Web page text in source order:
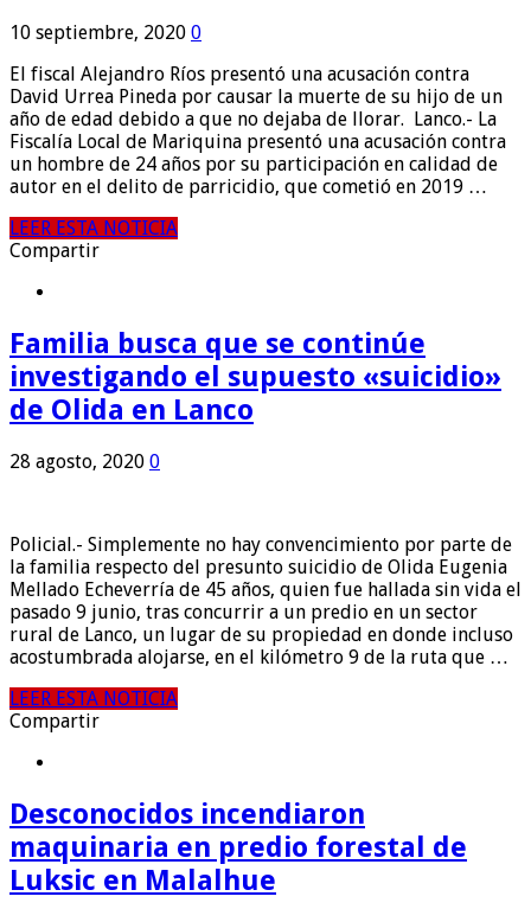
10 septiembre, 2020 0
El fiscal Alejandro Ríos presentó una acusación contra
David Urrea Pineda por causar la muerte de su hijo de un
año de edad debido a que no dejaba de llorar. Lanco.- La
Fiscalía Local de Mariquina presentó una acusación contra
un hombre de 24 años por su participación en calidad de
autor en el delito de parricidio, que cometió en 2019 …
LEER ESTA NOTICIA
Compartir
Familia busca que se continúe
investigando el supuesto «suicidio»
de Olida en Lanco
28 agosto, 2020 0
Policial.- Simplemente no hay convencimiento por parte de
la familia respecto del presunto suicidio de Olida Eugenia
Mellado Echeverría de 45 años, quien fue hallada sin vida el
pasado 9 junio, tras concurrir a un predio en un sector
rural de Lanco, un lugar de su propiedad en donde incluso
acostumbrada alojarse, en el kilómetro 9 de la ruta que …
LEER ESTA NOTICIA
Compartir
Desconocidos incendiaron
maquinaria en predio forestal de
Luksic en Malalhue